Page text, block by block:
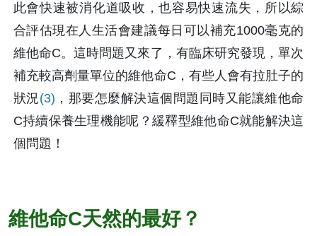
此會快速被消化道吸收，也容易快速流失，所以綜
合評估現在人生活會建議每日可以補充1000毫克的
維他命C。這時問題又來了，有臨床研究發現，單次
補充較高劑量單位的維他命C，有些人會有拉肚子的
狀況(3) ，那要怎麼解決這個問題同時又能讓維他命
C持續保養生理機能呢？緩釋型維他命C就能解決這
個問題！
維他命C天然的最好？